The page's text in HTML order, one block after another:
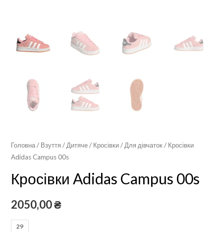
Головна/ Взуття / Дитяче/ Кросівки/ Для дівчаток/ Кросівки
Adidas Campus 00s
Кросівки Adidas Campus 00s
2050,00₴
29